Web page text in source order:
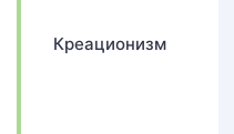
Креационизм